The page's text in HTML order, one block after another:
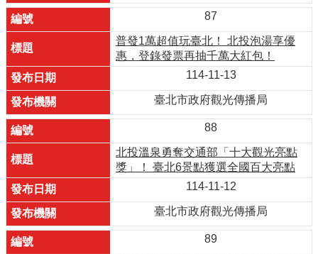
87
普發1萬超值玩臺北！ 北投泡湯享優
惠，登錄發票再抽千萬大紅包！
114-11-13
臺北市政府觀光傳播局
88
北投溫泉勇奪交通部「十大觀光亮點
獎」！ 臺北6景點獲選全國百大亮點
114-11-12
臺北市政府觀光傳播局
89